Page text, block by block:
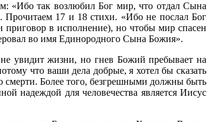
«Ибо так возлюбил Бог мир, что отдал Сына
17 и 18 стихи. «Ибо не послал Бог
в исполнение), но чтобы мир спасен
во имя Единородного Сына Божия».
увидит жизни, но гнев Божий пребывает на
что ваши дела добрые, я хотел бы сказать
Более того, безгрешными должны быть
надеждой для человечества является Иисус